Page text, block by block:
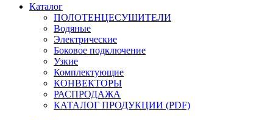
Каталог
ПОЛОТЕНЦЕСУШИТЕЛИ
Водяные
Электрические
Боковое подключение
Узкие
Комплектующие
КОНВЕКТОРЫ
РАСПРОДАЖА
КАТАЛОГ ПРОДУКЦИИ (PDF)